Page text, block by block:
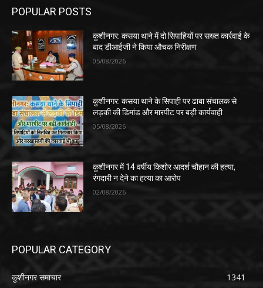
POPULAR POSTS
कुशीनगर: कसया थाने में दो सिपाहियों पर सख्त कार्रवाई के
बाद डीआईजी ने किया औचक निरीक्षण
05/08/2026
कुशीनगर: कसया थाने के सिपाही पर ढाबा संचालक से
लड़की की डिमांड और मारपीट पर बड़ी कार्यवाही
05/08/2026
कुशीनगर में 14 वर्षीय किशोर आदर्श चौहान की हत्या,
रंगदारी न देने का हत्या का आरोप
02/08/2026
POPULAR CATEGORY
कुशीनगर समाचार
1341